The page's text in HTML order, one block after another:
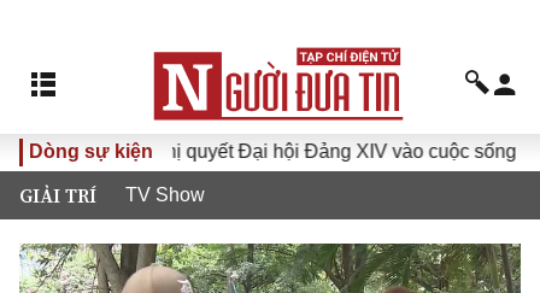
Dòng sự kiện
Đưa Nghị quyết Đại hội Đảng XIV vào cuộc sống
GIẢI TRÍ TV Show